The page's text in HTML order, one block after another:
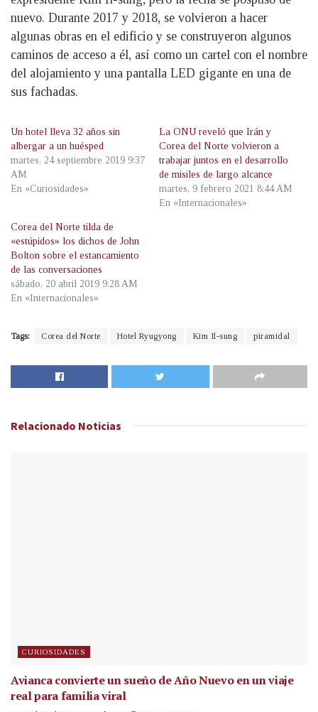
nuevo. Durante 2017 y 2018, se volvieron a hacer
algunas obras en el edificio y se construyeron algunos
caminos de acceso a él, así como un cartel con el nombre
del alojamiento y una pantalla LED gigante en una de
sus fachadas.
Un hotel lleva 32 años sin
albergar a un huésped
martes, 24 septiembre 2019 9:37
AM
En «Curiosidades»
La ONU reveló que Irán y
Corea del Norte volvieron a
trabajar juntos en el desarrollo
de misiles de largo alcance
martes, 9 febrero 2021 8:44 AM
En «Internacionales»
Corea del Norte tilda de
«estúpidos» los dichos de John
Bolton sobre el estancamiento
de las conversaciones
sábado, 20 abril 2019 9:28 AM
En «Internacionales»
Tags: Corea del Norte Hotel Ryugyong Kim Il-sung piramidal
Relacionado Noticias
CURIOSIDADES
Avianca convierte un sueño de Año Nuevo en un viaje
real para familia viral